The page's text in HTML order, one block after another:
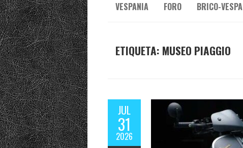
VESPANIA FORO BRICO-VESPA
ETIQUETA: MUSEO PIAGGIO
JUL
31
2026